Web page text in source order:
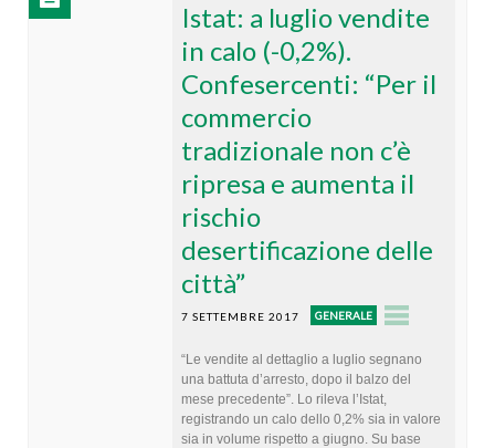
Istat: a luglio vendite
in calo (-0,2%).
Confesercenti: “Per il
commercio
tradizionale non c’è
ripresa e aumenta il
rischio
desertificazione delle
città”
7 SETTEMBRE 2017 GENERALE
“Le vendite al dettaglio a luglio segnano
una battuta d’arresto, dopo il balzo del
mese precedente”. Lo rileva l’Istat,
registrando un calo dello 0,2% sia in valore
sia in volume rispetto a giugno. Su base